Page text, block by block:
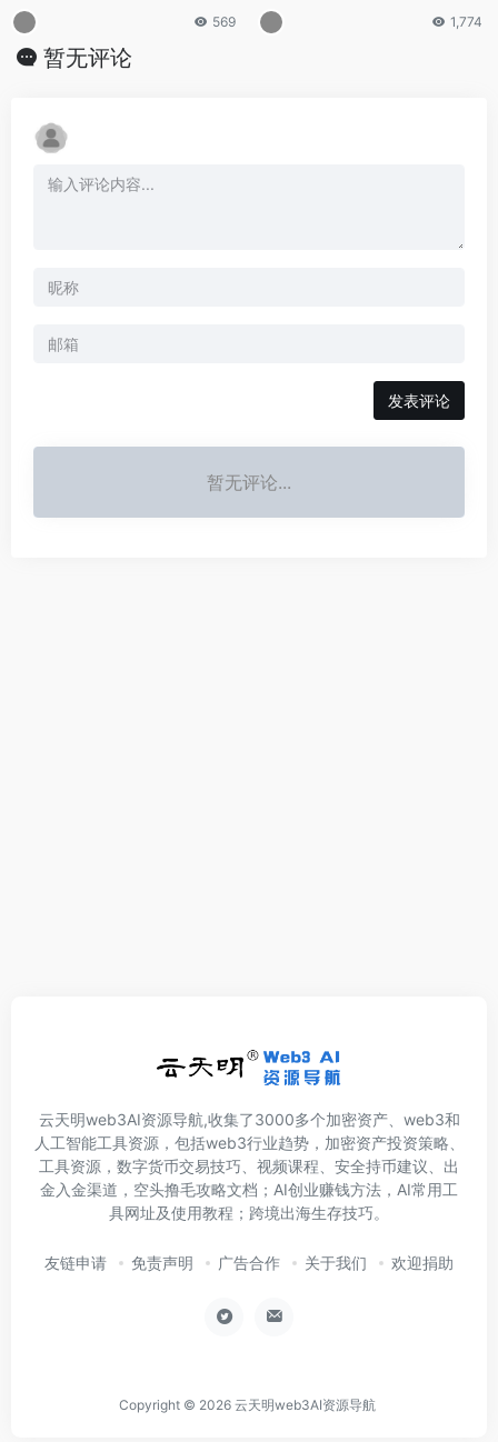
569 1,774
暂无评论
发表评论
暂无评论...
云天明web3AI资源导航,收集了3000多个加密资产、web3和
人工智能工具资源，包括web3行业趋势，加密资产投资策略、
工具资源，数字货币交易技巧、视频课程、安全持币建议、出
金入金渠道，空头撸毛攻略文档；AI创业赚钱方法，AI常用工
具网址及使用教程；跨境出海生存技巧。
友链申请 免责声明 广告合作 关于我们 欢迎捐助
Copyright © 2026 云天明web3AI资源导航